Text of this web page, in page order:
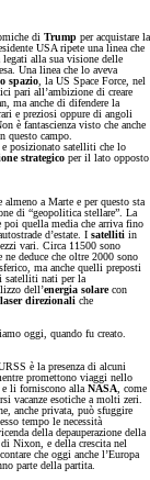
di Trump per acquistare la
USA ripete una linea che
legati alla sua visione delle
Una linea che lo aveva
spazio , la US Space Force, nel
pari all’ambizione di creare
ma anche di difendere la
e preziosi oppure di angoli
è fantascienza visto che anche
questo campo.
posizionato satelliti che lo
strategico per il lato opposto
a Marte e per questo sta
di “geopolitica stellare”. La
poi quella media che arriva fino
d’estate. I satelliti in
vari. Circa 11500 sono
deduce che oltre 2000 sono
ma anche quelli preposti
satelliti nati per la
dell’energia solarecon
laser direzionali che
oggi, quando fu creato.
è la presenza di alcuni
promettono viaggi nello
e li forniscono alla NASA , come
vacanze esotiche a molti zeri.
anche privata, può sfuggire
tempo le necessità
della depauperazione della
Nixon, e della crescita nel
che oggi anche l’Europa
parte della partita.